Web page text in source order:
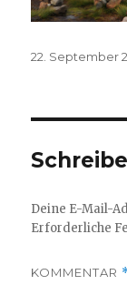
Veröffentlicht
22. September
Deine E-Mail-
Erforderliche
KOMMENTAR